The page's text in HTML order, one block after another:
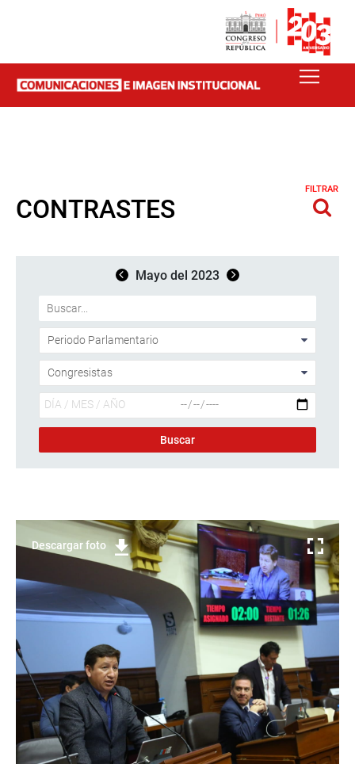
CONTRASTES
FILTRAR
Mayo del 2023
Descargar foto